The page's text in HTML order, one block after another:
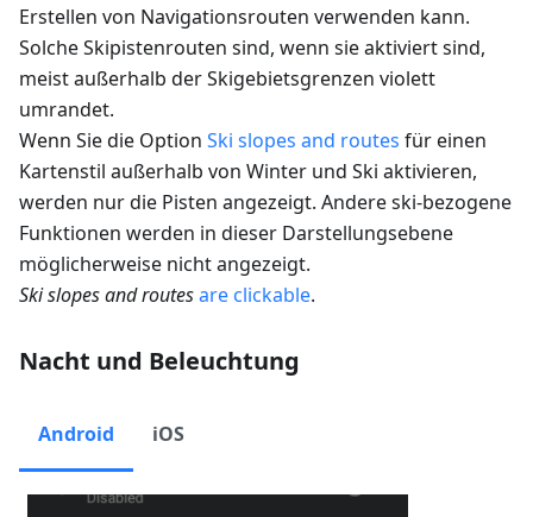
Erstellen von Navigationsrouten verwenden kann.
Solche Skipistenrouten sind, wenn sie aktiviert sind,
meist außerhalb der Skigebietsgrenzen violett
umrandet.
Wenn Sie die Option Ski slopes and routes für einen
Kartenstil außerhalb von Winter und Ski aktivieren,
werden nur die Pisten angezeigt. Andere ski-bezogene
Funktionen werden in dieser Darstellungsebene
möglicherweise nicht angezeigt.
Ski slopes and routesare clickable.
Nacht und Beleuchtung
Android iOS